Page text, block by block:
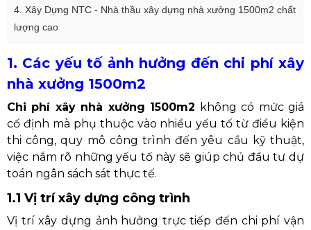
4. Xây Dựng NTC - Nhà thầu xây dựng nhà xưởng 1500m2 chất
lượng cao
1. Các yếu tố ảnh hưởng đến chi phí xây
nhà xưởng 1500m2
Chi phí xây nhà xưởng 1500m2 không có mức giá
cố định mà phụ thuộc vào nhiều yếu tố từ điều kiện
thi công, quy mô công trình đến yêu cầu kỹ thuật,
việc nắm rõ những yếu tố này sẽ giúp chủ đầu tư dự
toán ngân sách sát thực tế.
1.1 Vị trí xây dựng công trình
Vị trí xây dựng ảnh hưởng trực tiếp đến chi phí vận